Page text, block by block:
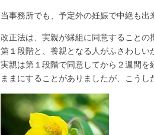
当事務所でも、予定外の妊娠で中絶も出
改正法は、実親が縁組に同意すること
第１段階と、養親となる人がふさわしい
実親は第１段階で同意してから２週間
ままにすることがありましたが、こうし